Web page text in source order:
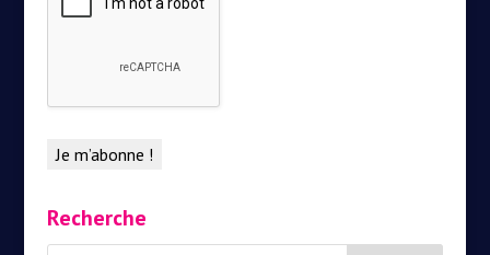
Recherche